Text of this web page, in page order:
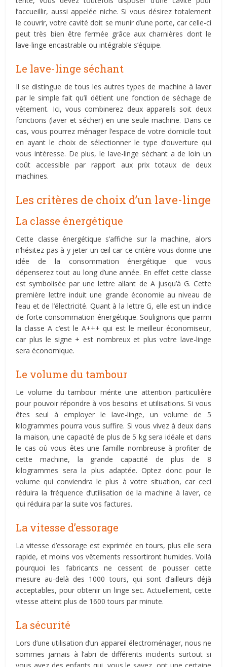
l’accueillir, aussi appelée niche. Si vous désirez totalement
le couvrir, votre cavité doit se munir d’une porte, car celle-ci
peut très bien être fermée grâce aux charnières dont le
lave-linge encastrable ou intégrable s’équipe.
Le lave-linge séchant
Il se distingue de tous les autres types de machine à laver
par le simple fait qu’il détient une fonction de séchage de
vêtement. Ici, vous combinerez deux appareils soit deux
fonctions (laver et sécher) en une seule machine. Dans ce
cas, vous pourrez ménager l’espace de votre domicile tout
en ayant le choix de sélectionner le type d’ouverture qui
vous intéresse. De plus, le lave-linge séchant a de loin un
coût accessible par rapport aux prix totaux de deux
machines.
Les critères de choix d’un lave-linge
La classe énergétique
Cette classe énergétique s’affiche sur la machine, alors
n’hésitez pas à y jeter un œil car ce critère vous donne une
idée de la consommation énergétique que vous
dépenserez tout au long d’une année. En effet cette classe
est symbolisée par une lettre allant de A jusqu’à G. Cette
première lettre induit une grande économie au niveau de
l’eau et de l’électricité. Quant à la lettre G, elle est un indice
de forte consommation énergétique. Soulignons que parmi
la classe A c’est le A+++ qui est le meilleur économiseur,
car plus le signe + est nombreux et plus votre lave-linge
sera économique.
Le volume du tambour
Le volume du tambour mérite une attention particulière
pour pouvoir répondre à vos besoins et utilisations. Si vous
êtes seul à employer le lave-linge, un volume de 5
kilogrammes pourra vous suffire. Si vous vivez à deux dans
la maison, une capacité de plus de 5 kg sera idéale et dans
le cas où vous êtes une famille nombreuse à profiter de
cette machine, la grande capacité de plus de 8
kilogrammes sera la plus adaptée. Optez donc pour le
volume qui conviendra le plus à votre situation, car ceci
réduira la fréquence d’utilisation de la machine à laver, ce
qui réduira par la suite vos factures.
La vitesse d’essorage
La vitesse d’essorage est exprimée en tours, plus elle sera
rapide, et moins vos vêtements ressortiront humides. Voilà
pourquoi les fabricants ne cessent de pousser cette
mesure au-delà des 1000 tours, qui sont d’ailleurs déjà
acceptables, pour obtenir un linge sec. Actuellement, cette
vitesse atteint plus de 1600 tours par minute.
La sécurité
Lors d’une utilisation d’un appareil électroménager, nous ne
sommes jamais à l’abri de différents incidents surtout si